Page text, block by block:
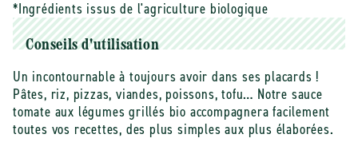
*Ingrédients issus de l'agriculture biologique
Conseils d'utilisation
Un incontournable à toujours avoir dans ses placards !
Pâtes, riz, pizzas, viandes, poissons, tofu… Notre sauce
tomate aux légumes grillés bio accompagnera facilement
toutes vos recettes, des plus simples aux plus élaborées.